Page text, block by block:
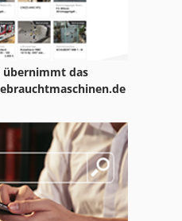
übernimmt das